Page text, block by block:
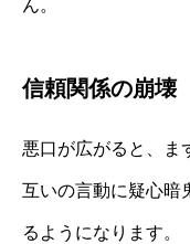
ん。
信頼関係の崩壊
悪口が広がると、ま
互いの言動に疑心暗
るようになります。